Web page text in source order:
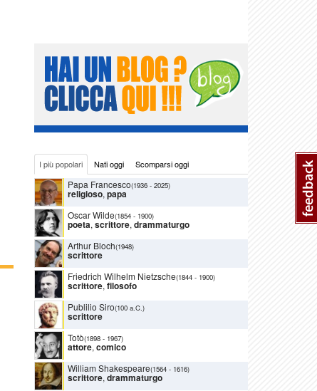
I più popolari Nati oggi Scomparsi oggi
Papa Francesco(1936 - 2025)
religioso, papa
Oscar Wilde(1854 - 1900)
poeta, scrittore, drammaturgo
Arthur Bloch(1948)
scrittore
Friedrich Wilhelm Nietzsche(1844 - 1900)
scrittore, filosofo
Publilio Siro(100 a.C.)
scrittore
Totò(1898 - 1967)
attore, comico
William Shakespeare(1564 - 1616)
scrittore, drammaturgo